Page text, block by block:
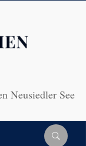
Neusiedler See